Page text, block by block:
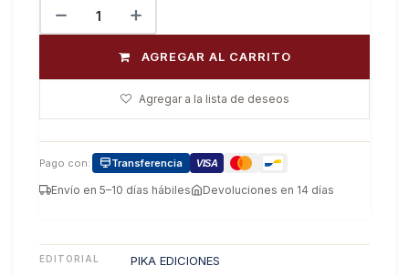
AGREGAR AL CARRITO
Agregar a la lista de deseos
Pago con: Transferencia VISA
Envío en 5–10 días hábiles Devoluciones en 14 días
EDITORIAL PIKA EDICIONES